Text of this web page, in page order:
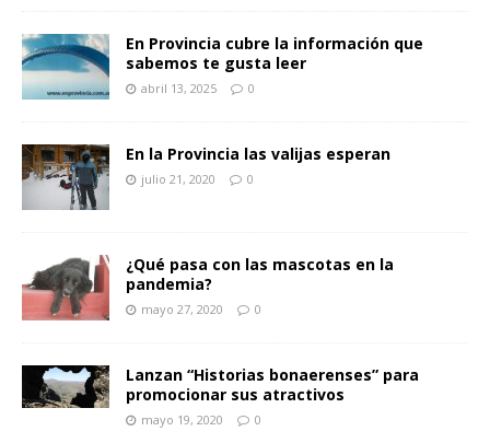
En Provincia cubre la información que
sabemos te gusta leer
abril 13, 2025 0
En la Provincia las valijas esperan
julio 21, 2020 0
¿Qué pasa con las mascotas en la
pandemia?
mayo 27, 2020 0
Lanzan “Historias bonaerenses” para
promocionar sus atractivos
mayo 19, 2020 0